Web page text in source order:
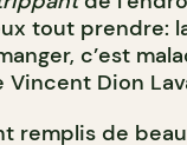
tout prendre:
c’est
Vincent Dion
remplis de